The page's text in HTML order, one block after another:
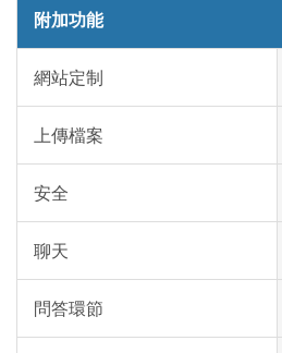
附加功能
網站定制
上傳檔案
安全
聊天
問答環節